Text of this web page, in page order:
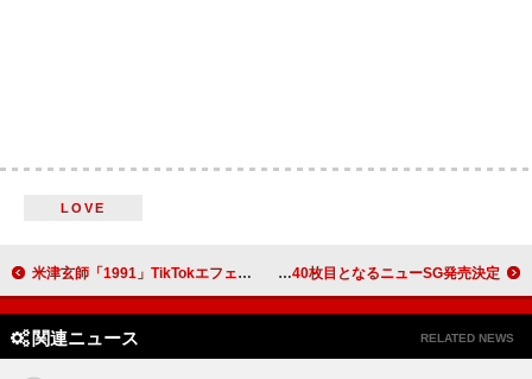
LOVE
米津玄師「1991」TikTokエフェクトが登場 乃木坂46、40枚目となるニューSG発売決定
関連ニュース RELATED NEWS